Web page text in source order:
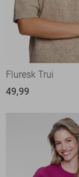
Fluresk Trui
49,99